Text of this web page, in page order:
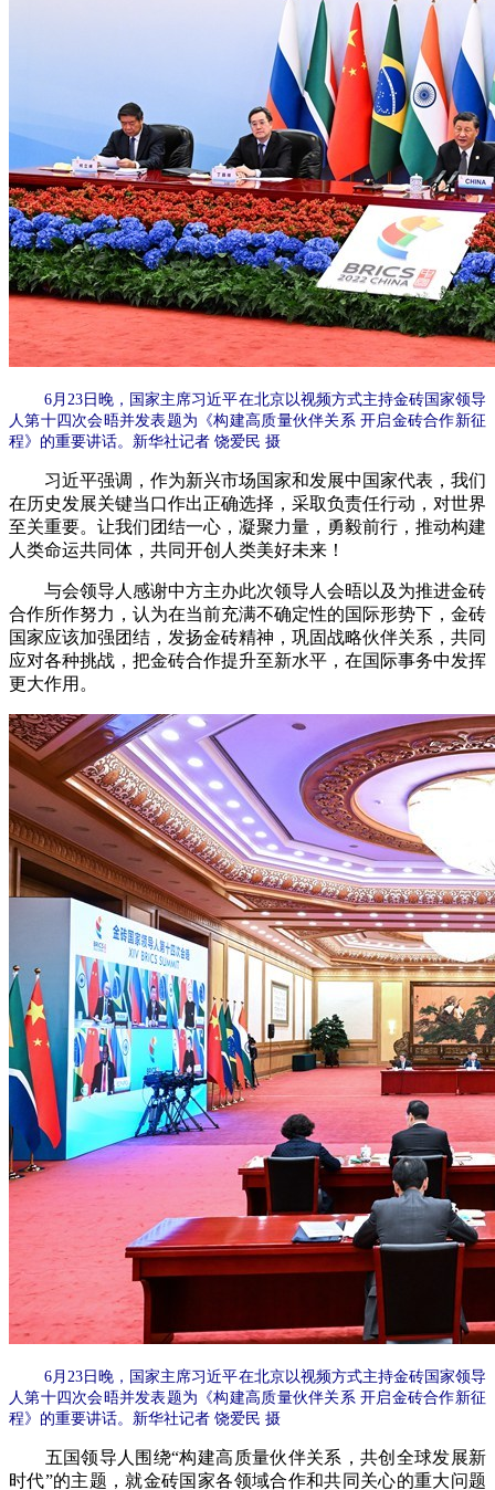
6月23日晚，国家主席习近平在北京以视频方式主持金砖国家领导
人第十四次会晤并发表题为《构建高质量伙伴关系 开启金砖合作新征
程》的重要讲话。新华社记者 饶爱民 摄
习近平强调，作为新兴市场国家和发展中国家代表，我们
在历史发展关键当口作出正确选择，采取负责任行动，对世界
至关重要。让我们团结一心，凝聚力量，勇毅前行，推动构建
人类命运共同体，共同开创人类美好未来！
与会领导人感谢中方主办此次领导人会晤以及为推进金砖
合作所作努力，认为在当前充满不确定性的国际形势下，金砖
国家应该加强团结，发扬金砖精神，巩固战略伙伴关系，共同
应对各种挑战，把金砖合作提升至新水平，在国际事务中发挥
更大作用。
6月23日晚，国家主席习近平在北京以视频方式主持金砖国家领导
人第十四次会晤并发表题为《构建高质量伙伴关系 开启金砖合作新征
程》的重要讲话。新华社记者 饶爱民 摄
五国领导人围绕“构建高质量伙伴关系，共创全球发展新
时代”的主题，就金砖国家各领域合作和共同关心的重大问题